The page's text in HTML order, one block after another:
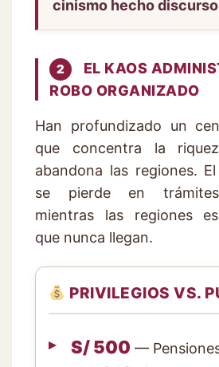
cinismo hecho
2
EL KAOS
ROBO ORGANIZADO
Han profundizado un
que concentra la
abandona las regiones.
se pierde en trámites
mientras las regiones
que nunca llegan.
PRIVILEGIOS VS.
S/ 500 —